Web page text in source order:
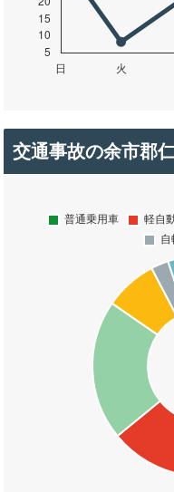
交通事故の余市郡